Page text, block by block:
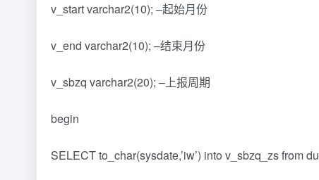
v_start varchar2(10); –起始月份
v_end varchar2(10); –结束月份
v_sbzq varchar2(20); –上报周期
begin
SELECT to_char(sysdate,’iw’) into v_sbzq_zs from